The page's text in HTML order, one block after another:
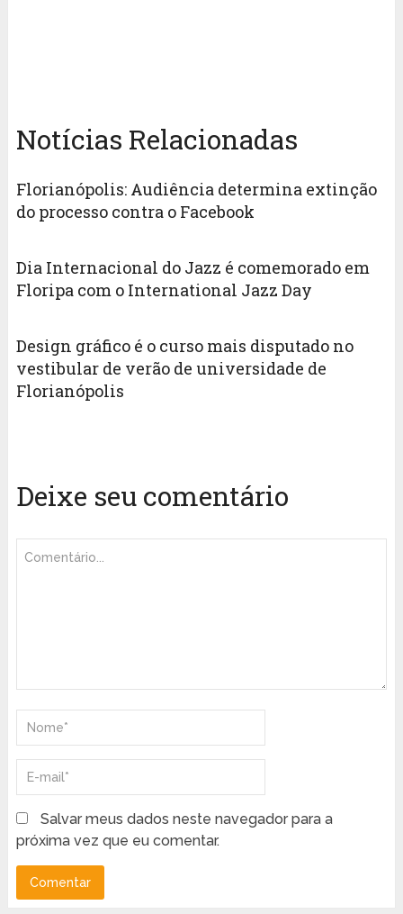
Notícias Relacionadas
Florianópolis: Audiência determina extinção
do processo contra o Facebook
Dia Internacional do Jazz é comemorado em
Floripa com o International Jazz Day
Design gráfico é o curso mais disputado no
vestibular de verão de universidade de
Florianópolis
Deixe seu comentário
Salvar meus dados neste navegador para a
próxima vez que eu comentar.